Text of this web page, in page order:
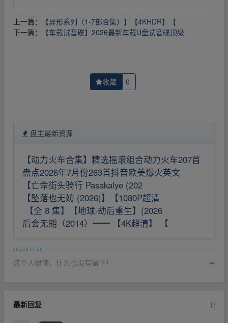
上一篇：
【异形系列（1-7部合集）】【4KHDR】【
下一篇：
【车载试音碟】2026最新车载U盘试音碟顶级
收藏 0
盘主最新资源
【动力火车合集】精选摇滚组合动力火车207首
盘点2026年7月份263首抖音欧美爆火英文
【亡命街头骑行 Pasakalye (202
【坠落也无妨 (2026)】【1080P超清
【全 8 集】【地球·劫后重生】(2026
后会无期（2014）━━ 【4K超清】 【
这个人很懒，什么也没有留下！ ➦
最新回复